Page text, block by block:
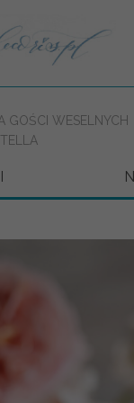
GOŚCI WESELNYCH